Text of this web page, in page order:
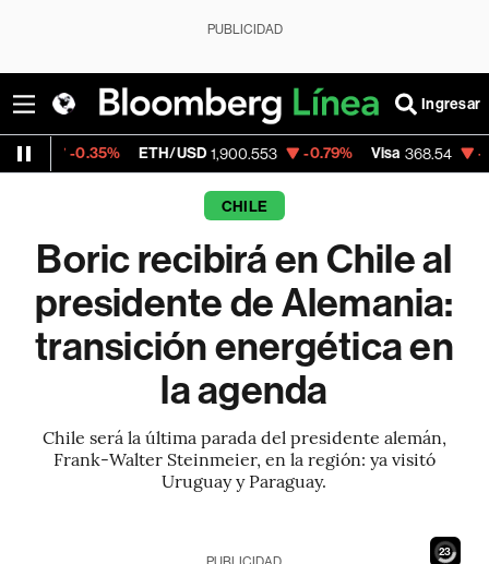
PUBLICIDAD
Ingresar
ETH/USD 1,900.553 -0.79% Visa 368.54 -0.28%
CHILE
Boric recibirá en Chile al
presidente de Alemania:
transición energética en
la agenda
Chile será la última parada del presidente alemán,
Frank-Walter Steinmeier, en la región: ya visitó
Uruguay y Paraguay.
21